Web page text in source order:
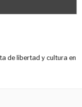
de libertad y cultura en